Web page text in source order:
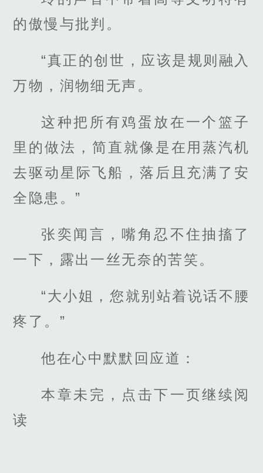
的傲慢与批判。
“真正的创世，应该是规则融入
万物，润物细无声。
这种把所有鸡蛋放在一个篮子
里的做法，简直就像是在用蒸汽机
去驱动星际飞船，落后且充满了安
全隐患。”
张奕闻言，嘴角忍不住抽搐了
一下，露出一丝无奈的苦笑。
“大小姐，您就别站着说话不腰
疼了。”
他在心中默默回应道：
本章未完，点击下一页继续阅
读